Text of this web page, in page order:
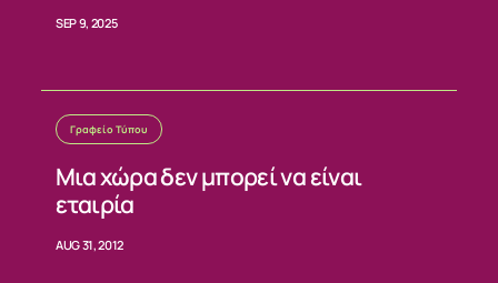
SEP 9, 2025
Γραφείο Τύπου
Μια χώρα δεν μπορεί να είναι
εταιρία
AUG 31, 2012